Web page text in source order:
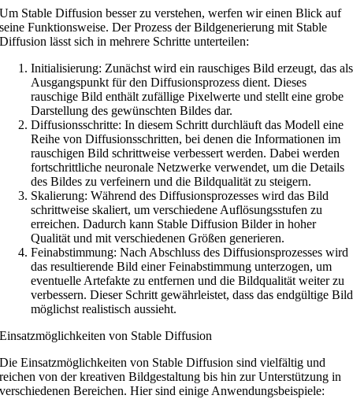
Um Stable Diffusion besser zu verstehen, werfen wir einen Blick auf
seine Funktionsweise. Der Prozess der Bildgenerierung mit Stable
Diffusion lässt sich in mehrere Schritte unterteilen:
Initialisierung: Zunächst wird ein rauschiges Bild erzeugt, das als
Ausgangspunkt für den Diffusionsprozess dient. Dieses
rauschige Bild enthält zufällige Pixelwerte und stellt eine grobe
Darstellung des gewünschten Bildes dar.
Diffusionsschritte: In diesem Schritt durchläuft das Modell eine
Reihe von Diffusionsschritten, bei denen die Informationen im
rauschigen Bild schrittweise verbessert werden. Dabei werden
fortschrittliche neuronale Netzwerke verwendet, um die Details
des Bildes zu verfeinern und die Bildqualität zu steigern.
Skalierung: Während des Diffusionsprozesses wird das Bild
schrittweise skaliert, um verschiedene Auflösungsstufen zu
erreichen. Dadurch kann Stable Diffusion Bilder in hoher
Qualität und mit verschiedenen Größen generieren.
Feinabstimmung: Nach Abschluss des Diffusionsprozesses wird
das resultierende Bild einer Feinabstimmung unterzogen, um
eventuelle Artefakte zu entfernen und die Bildqualität weiter zu
verbessern. Dieser Schritt gewährleistet, dass das endgültige Bild
möglichst realistisch aussieht.
Einsatzmöglichkeiten von Stable Diffusion
Die Einsatzmöglichkeiten von Stable Diffusion sind vielfältig und
reichen von der kreativen Bildgestaltung bis hin zur Unterstützung in
verschiedenen Bereichen. Hier sind einige Anwendungsbeispiele: